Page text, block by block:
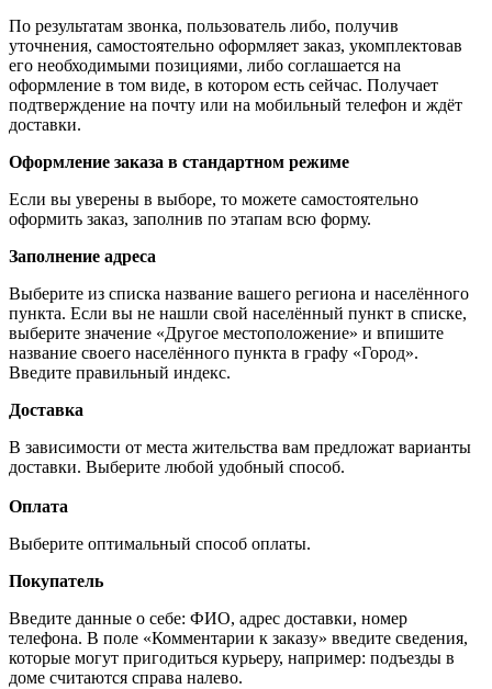
По результатам звонка, пользователь либо, получив
уточнения, самостоятельно оформляет заказ, укомплектовав
его необходимыми позициями, либо соглашается на
оформление в том виде, в котором есть сейчас. Получает
подтверждение на почту или на мобильный телефон и ждёт
доставки.
Оформление заказа в стандартном режиме
Если вы уверены в выборе, то можете самостоятельно
оформить заказ, заполнив по этапам всю форму.
Заполнение адреса
Выберите из списка название вашего региона и населённого
пункта. Если вы не нашли свой населённый пункт в списке,
выберите значение «Другое местоположение» и впишите
название своего населённого пункта в графу «Город».
Введите правильный индекс.
Доставка
В зависимости от места жительства вам предложат варианты
доставки. Выберите любой удобный способ.
Оплата
Выберите оптимальный способ оплаты.
Покупатель
Введите данные о себе: ФИО, адрес доставки, номер
телефона. В поле «Комментарии к заказу» введите сведения,
которые могут пригодиться курьеру, например: подъезды в
доме считаются справа налево.